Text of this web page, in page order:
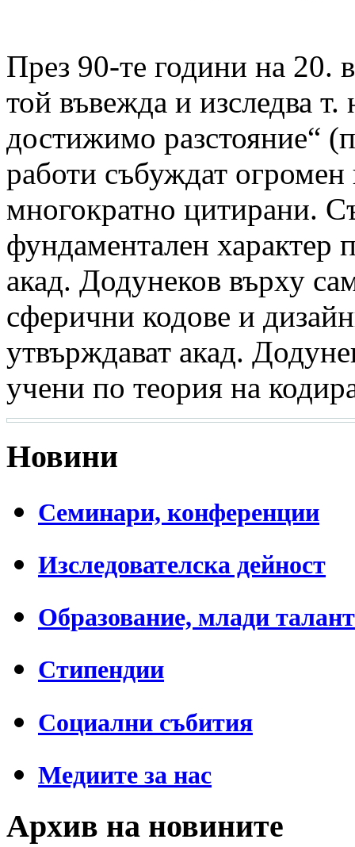
През 90-те години на 20.
той въвежда и изследва
достижимо разстояние“
работи събуждат
многократно цитирани.
фундаментален характер
акад. Додунеков върху
сферични кодове и
утвърждават акад.
учени по теория на
Новини
Семинари, конференции
Изследователска дейност
Образование, млади
Стипендии
Социални събития
Медиите за нас
Архив на новините